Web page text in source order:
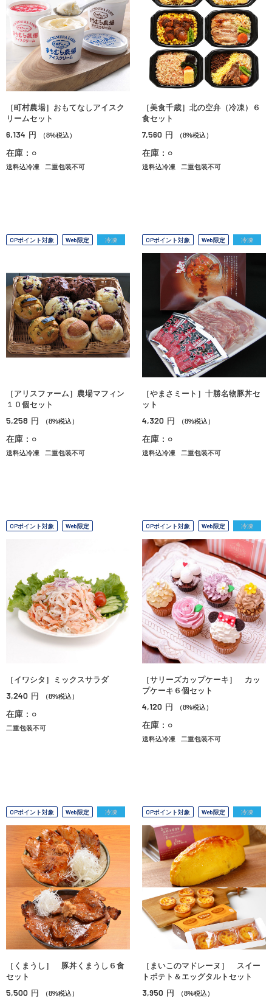
［町村農場］おもてなしアイスク
リームセット
6,134 円 （8%税込）
在庫：○
送料込冷凍 二重包装不可
［美食千歳］北の空弁（冷凍）６
食セット
7,560 円 （8%税込）
在庫：○
送料込冷凍 二重包装不可
OPポイント対象 Web限定 冷凍
［アリスファーム］農場マフィン
１０個セット
5,258 円 （8%税込）
在庫：○
送料込冷凍 二重包装不可
OPポイント対象 Web限定 冷凍
［やまさミート］十勝名物豚丼セ
ット
4,320 円 （8%税込）
在庫：○
送料込冷凍 二重包装不可
OPポイント対象 Web限定
［イワシタ］ミックスサラダ
3,240 円 （8%税込）
在庫：○
二重包装不可
OPポイント対象 Web限定 冷凍
［サリーズカップケーキ］ カッ
プケーキ６個セット
4,120 円 （8%税込）
在庫：○
送料込冷凍 二重包装不可
OPポイント対象 Web限定 冷凍
［くまうし］ 豚丼くまうし６食
セット
5,500 円 （8%税込）
OPポイント対象 Web限定 冷凍
［まいこのマドレーヌ］ スイー
トポテト＆エッグタルトセット
3,950 円 （8%税込）